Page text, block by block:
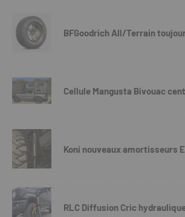
BFGoodrich All/Terrain
Cellule Mangusta Bivouac
Koni nouveaux amortisseurs
RLC Diffusion Cric